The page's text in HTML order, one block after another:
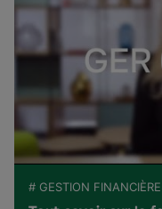
# GESTION FINANCIÈRE